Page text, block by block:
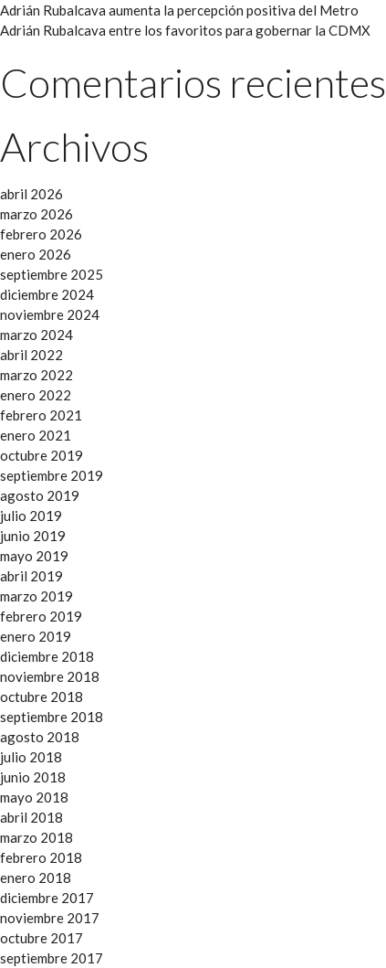
Adrián Rubalcava aumenta la percepción positiva del Metro
Adrián Rubalcava entre los favoritos para gobernar la CDMX
Comentarios recientes
Archivos
abril 2026
marzo 2026
febrero 2026
enero 2026
septiembre 2025
diciembre 2024
noviembre 2024
marzo 2024
abril 2022
marzo 2022
enero 2022
febrero 2021
enero 2021
octubre 2019
septiembre 2019
agosto 2019
julio 2019
junio 2019
mayo 2019
abril 2019
marzo 2019
febrero 2019
enero 2019
diciembre 2018
noviembre 2018
octubre 2018
septiembre 2018
agosto 2018
julio 2018
junio 2018
mayo 2018
abril 2018
marzo 2018
febrero 2018
enero 2018
diciembre 2017
noviembre 2017
octubre 2017
septiembre 2017